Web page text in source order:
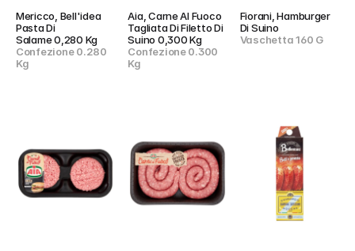
Mericco, Bell'idea
Pasta Di
Salame 0,280 Kg
Confezione 0.280
Kg
Aia, Carne Al Fuoco
Tagliata Di Filetto Di
Suino 0,300 Kg
Confezione 0.300
Kg
Fiorani, Hamburger
Di Suino
Vaschetta 160 G